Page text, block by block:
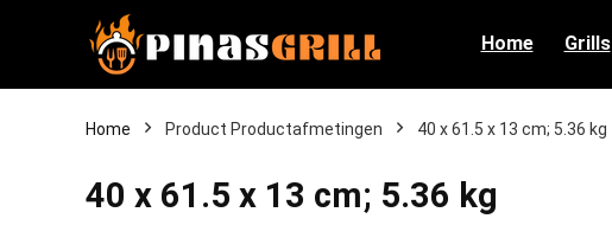
Home Grills
Home Product Productafmetingen ‎40 x 61.5 x 13 cm; 5.36 kg
‎40 x 61.5 x 13 cm; 5.36 kg